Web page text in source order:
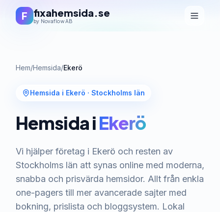
F fixahemsida.se
by Novaflow AB
Hem/Hemsida/Ekerö
Hemsida i Ekerö · Stockholms län
Hemsida iEkerö
Vi hjälper företag i Ekerö och resten av
Stockholms län att synas online med moderna,
snabba och prisvärda hemsidor. Allt från enkla
one-pagers till mer avancerade sajter med
bokning, prislista och bloggsystem. Lokal